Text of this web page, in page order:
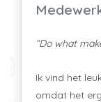
“Do what
Ik vind het
omdat het